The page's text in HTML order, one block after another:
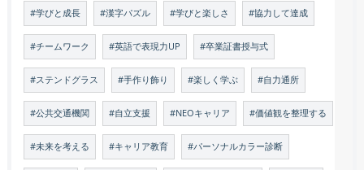
#学びと成長 #漢字パズル #学びと楽しさ #協力して達成
#チームワーク #英語で表現力UP #卒業証書授与式
#ステンドグラス #手作り飾り #楽しく学ぶ #自力通所
#公共交通機関 #自立支援 #NEOキャリア #価値観を整理する
#未来を考える #キャリア教育 #パーソナルカラー診断